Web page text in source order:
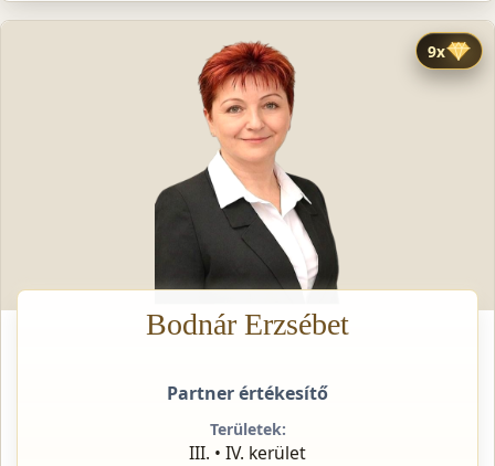
9x
Bodnár Erzsébet
Partner értékesítő
Területek:
III. • IV. kerület